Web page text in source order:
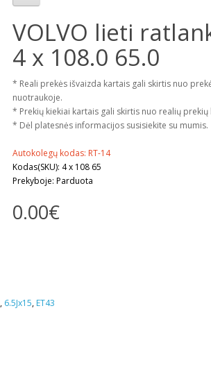
VOLVO lieti
4 x 108.0 65.0
* Reali prekės išvaizda kartais gali skirtis nuo
nuotraukoje.
* Prekių kiekiai kartais gali skirtis nuo realių prekių
* Dėl platesnės informacijos susisiekite su mumis.
Autokolegų kodas: RT-14
Kodas(SKU): 4 x 108 65
Prekyboje: Parduota
0.00€
, 6.5Jx15, ET43